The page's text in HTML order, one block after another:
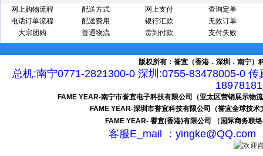
网上购物流程
电话订单流程
大宗团购
配送方式
配送费用
普通物流
网上支付
银行汇款
货到付款
查询定单
无效订单
支付失败
版权所有：誉宜（香港．深圳．南宁
总机:南宁0771-2821300-0 深圳:0755-83478005-0
FAME YEAR-南宁市誉宜电子科技有限公司（亚太区营销展示物
FAME YEAR-深圳市誉宜科技有限公司（誉宜全球技术
FAME YEAR- 譽宜(香港)有限公司 （国际商务联
客服E_mail ：